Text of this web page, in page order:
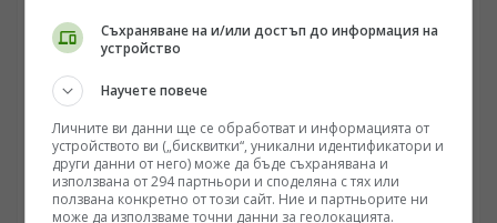
Потъналият континент Зеландия: Геоложки факт
или геополитически апетит за океанското дъно
/Поглед.инфо/ Докато медийният шум обича да
Съхраняване на и/или достъп до информация на
устройство
Научете повече
Личните ви данни ще се обработват и информацията от
устройството ви („бисквитки“, уникални идентификатори и
други данни от него) може да бъде съхранявана и
използвана от 294 партньори и споделяна с тях или
ползвана конкретно от този сайт. Ние и партньорите ни
може да използваме точни данни за геолокацията.